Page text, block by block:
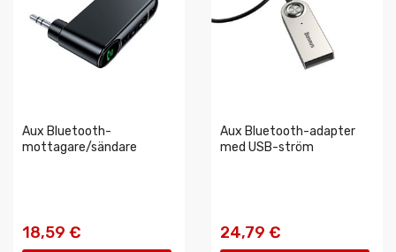
Aux Bluetooth-
mottagare/sändare
18,59 €
Aux Bluetooth-adapter
med USB-ström
24,79 €